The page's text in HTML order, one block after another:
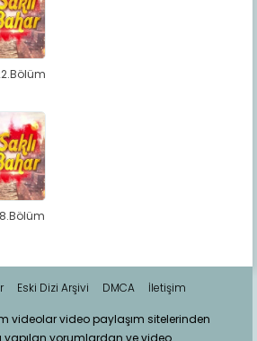
Eski Dizi Arşivi DMCA İletişim
videolar video paylaşım sitelerinden